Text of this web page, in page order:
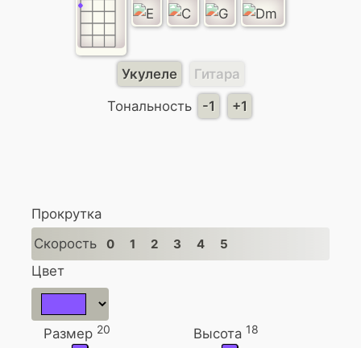
Укулеле
Гитара
Тональность
-1 +1
Прокрутка
Скорость
0 1 2 3 4 5
Цвет
Размер 20 Высота 18